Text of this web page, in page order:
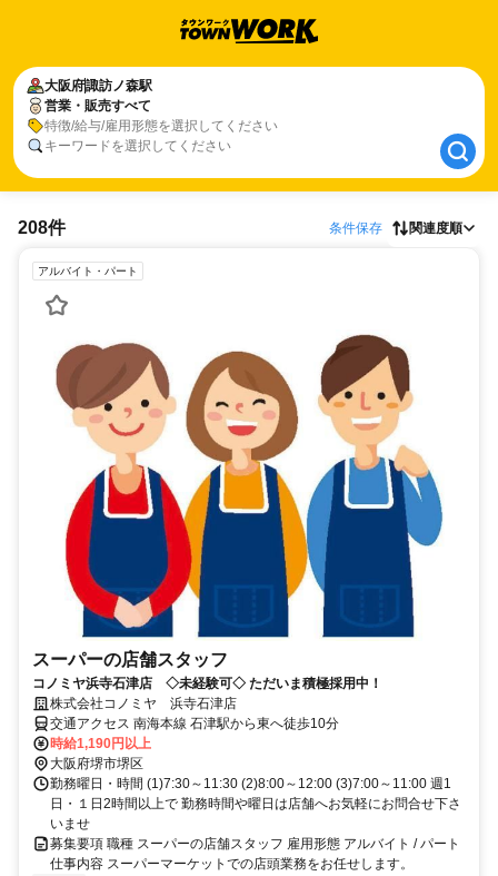
大阪府諏訪ノ森駅
営業・販売すべて
特徴/給与/雇用形態を選択してください
キーワードを選択してください
大阪府諏訪ノ森駅
営業・販売すべて
208件 条件保存 関連度順
アルバイト・パート
スーパーの店舗スタッフ
コノミヤ浜寺石津店 ◇未経験可◇ ただいま積極採用中！
株式会社コノミヤ 浜寺石津店
交通アクセス 南海本線 石津駅から東へ徒歩10分
時給1,190円以上
大阪府堺市堺区
勤務曜日・時間 (1)7:30～11:30 (2)8:00～12:00 (3)7:00～11:00 週1
日・１日2時間以上で 勤務時間や曜日は店舗へお気軽にお問合せ下さ
いませ
募集要項 職種 スーパーの店舗スタッフ 雇用形態 アルバイト / パート
仕事内容 スーパーマーケットでの店頭業務をお任せします。